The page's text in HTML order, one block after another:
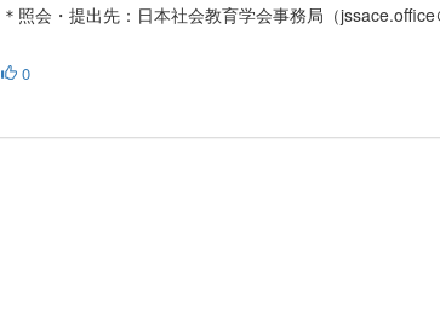
＊照会・提出先：日本社会教育学会事務局（jssace.office
0